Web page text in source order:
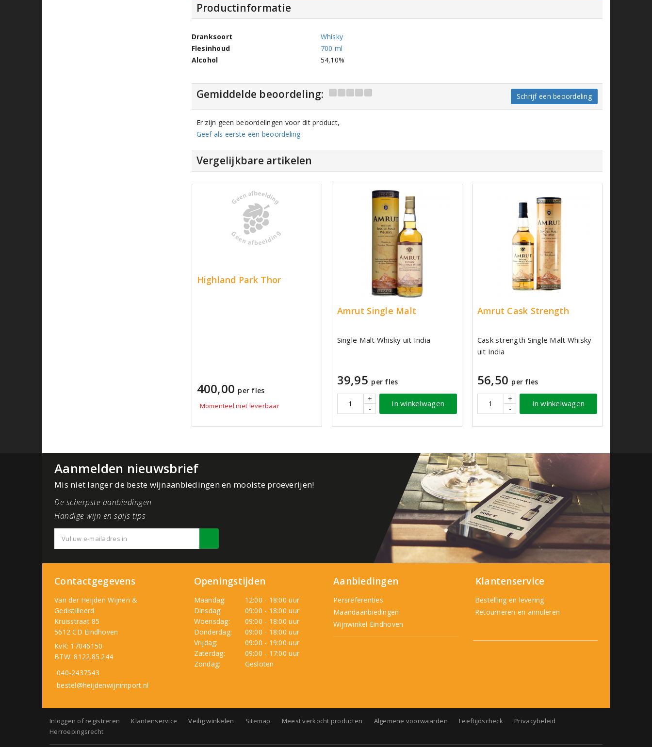
Productinformatie
Dranksoort
Whisky
Flesinhoud
700 ml
Alcohol
54,10%
Gemiddelde beoordeling: Schrijf een beoordeling
Er zijn geen beoordelingen voor dit product,
Geef als eerste een beoordeling
Vergelijkbare artikelen
Highland Park Thor
400,00 per fles
Momenteel niet leverbaar
Amrut Single Malt
Single Malt Whisky uit India
39,95 per fles
+
-
In winkelwagen
Amrut Cask Strength
Cask strength Single Malt Whisky
uit India
56,50 per fles
+
-
In winkelwagen
Aanmelden nieuwsbrief
Mis niet langer de beste wijnaanbiedingen en mooiste proeverijen!
De scherpste aanbiedingen
Handige wijn en spijs tips
Contactgegevens
Van der Heijden Wijnen &
Gedistilleerd
Kruisstraat 85
5612 CD Eindhoven
KvK: 17046150
BTW: 8122.85.244
040-2437543
bestel@heijdenwijnimport.nl
Openingstijden
Maandag:
12:00 - 18:00 uur
Dinsdag:
09:00 - 18:00 uur
Woensdag:
09:00 - 18:00 uur
Donderdag:
09:00 - 18:00 uur
Vrijdag:
09:00 - 19:00 uur
Zaterdag:
09:00 - 17:00 uur
Zondag:
Gesloten
Aanbiedingen
Persreferenties
Maandaanbiedingen
Wijnwinkel Eindhoven
Klantenservice
Bestelling en levering
Retourneren en annuleren
Inloggen of registreren Klantenservice Veilig winkelen Sitemap Meest verkocht producten Algemene voorwaarden Leeftijdscheck
Privacybeleid
Herroepingsrecht